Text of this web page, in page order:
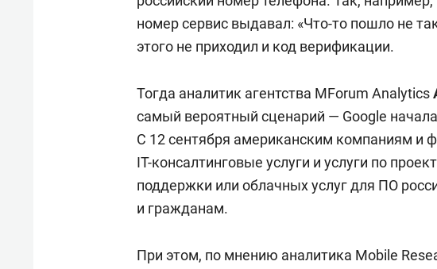
номер сервис выдавал: «Что-то пошло не
этого не приходил и код верификации.
Тогда аналитик агентства MForum Analytics
самый вероятный сценарий — Google
С 12 сентября американским компаниям и
IT-консалтинговые услуги и услуги по
поддержки или облачных услуг для ПО
и гражданам.
При этом, по мнению аналитика Mobile